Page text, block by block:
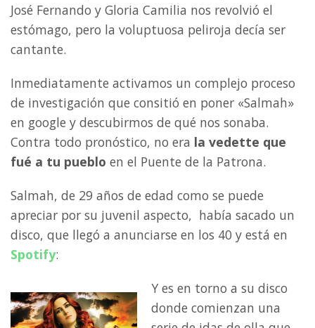
José Fernando y Gloria Camilia nos revolvió el
estómago, pero la voluptuosa peliroja decía ser
cantante.
Inmediatamente activamos un complejo proceso
de investigación que consitió en poner «Salmah»
en google y descubirmos de qué nos sonaba.
Contra todo pronóstico, no era la vedette que
fué a tu pueblo en el Puente de la Patrona.
Salmah, de 29 años de edad como se puede
apreciar por su juvenil aspecto, había sacado un
disco, que llegó a anunciarse en los 40 y está en
Spotify:
Y es en torno a su disco
donde comienzan una